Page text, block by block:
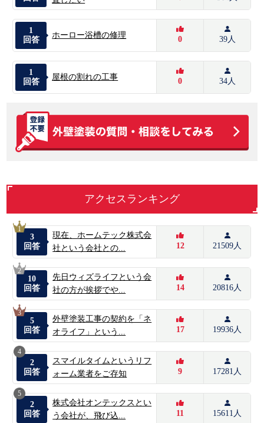
1
回答
ホーロー浴槽の修理 0 39人
1
回答
屋根の割れの工事 0 34人
アクセスランキング
1
3
回答
現在、ホームテック株式会
社という会社との...
12 21509人
2
10
回答
先日ウィズライフという会
社の方が挨拶でや...
14 20816人
3
5
回答
外壁塗装工事の契約を「ネ
オライフ」という...
17 19936人
4
2
回答
スマイルタイムというリフ
ォーム業者をご存知
9 17281人
5
2
回答
株式会社オンテックスとい
う会社が、飛び込...
11 15611人